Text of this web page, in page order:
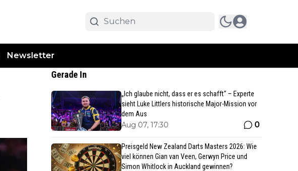
Newsletter
Gerade In
„Ich glaube nicht, dass er es schafft“ – Experte
sieht Luke Littlers historische Major-Mission vor
dem Aus
Aug 07, 17:30 0
Preisgeld New Zealand Darts Masters 2026: Wie
viel können Gian van Veen, Gerwyn Price und
Simon Whitlock in Auckland gewinnen?